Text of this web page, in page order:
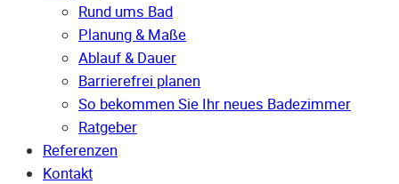
Rund ums Bad
Planung & Maße
Ablauf & Dauer
Barrierefrei planen
So bekommen Sie Ihr neues Badezimmer
Ratgeber
Referenzen
Kontakt